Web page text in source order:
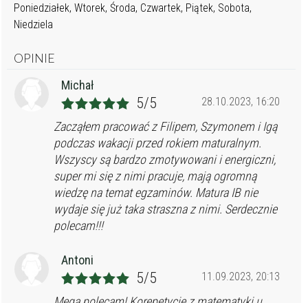
Poniedziałek, Wtorek, Środa, Czwartek, Piątek, Sobota,
Niedziela
OPINIE
Michał
28.10.2023, 16:20
5/5
Zacząłem pracować z Filipem, Szymonem i Igą
podczas wakacji przed rokiem maturalnym.
Wszyscy są bardzo zmotywowani i energiczni,
super mi się z nimi pracuje, mają ogromną
wiedzę na temat egzaminów. Matura IB nie
wydaje się już taka straszna z nimi. Serdecznie
polecam!!!
Antoni
11.09.2023, 20:13
5/5